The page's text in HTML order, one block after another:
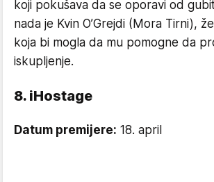
koji pokušava da se oporavi od
nada je Kvin O’Grejdi (Mora Tirni),
koja bi mogla da mu pomogne da
iskupljenje.
8. iHostage
Datum premijere: 18. april